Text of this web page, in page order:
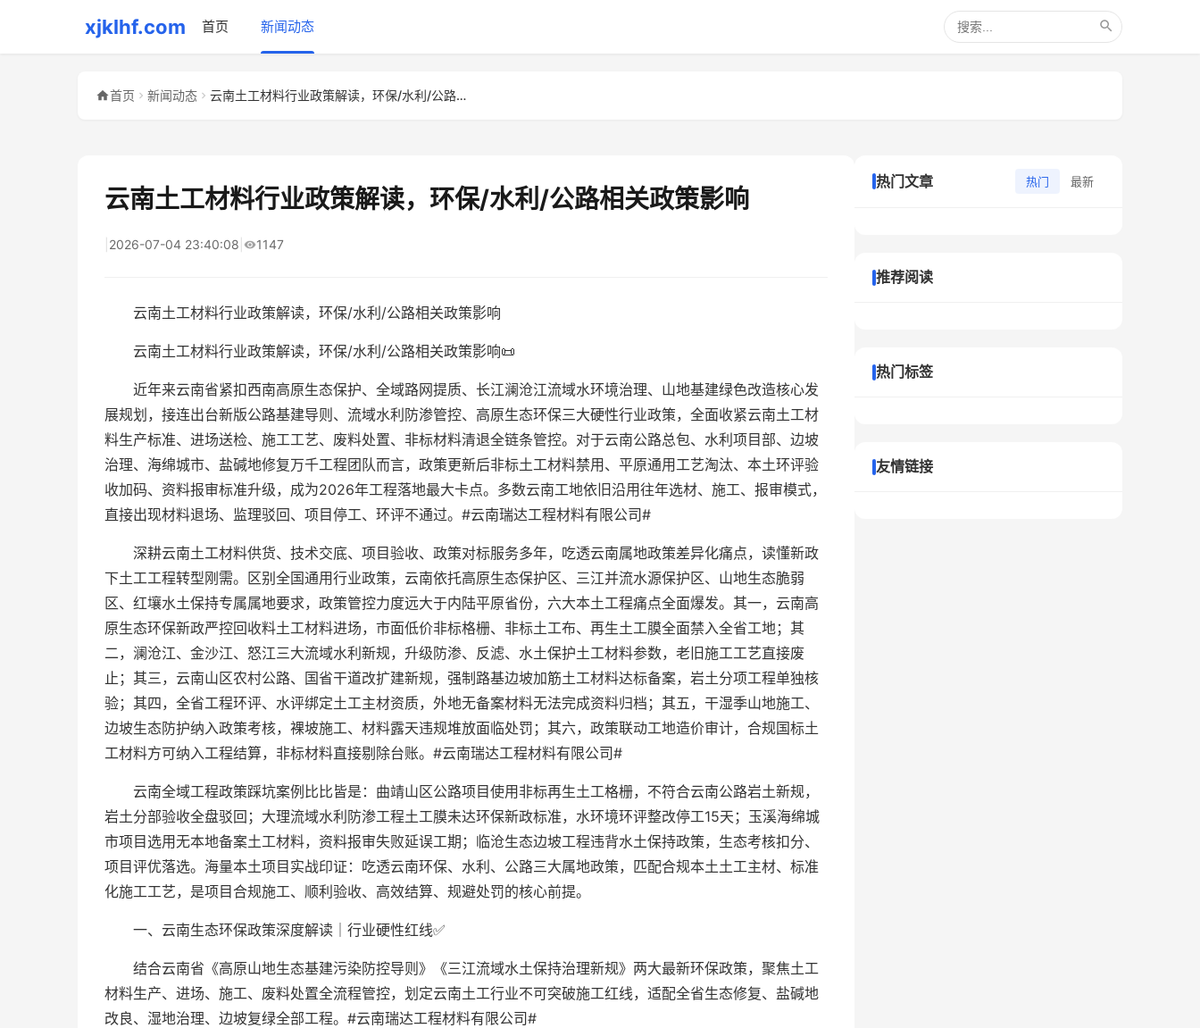
xjklhf.com 首页 新闻动态
首页 新闻动态 云南土工材料行业政策解读，环保/水利/公路相关政策影响
云南土工材料行业政策解读，环保/水利/公路相关政策影响
2026-07-04 23:40:08 1147
云南土工材料行业政策解读，环保/水利/公路相关政策影响
云南土工材料行业政策解读，环保/水利/公路相关政策影响📜
近年来云南省紧扣西南高原生态保护、全域路网提质、长江澜沧江流域水环境治理、山地基建绿色改造核心发
展规划，接连出台新版公路基建导则、流域水利防渗管控、高原生态环保三大硬性行业政策，全面收紧云南土工材
料生产标准、进场送检、施工工艺、废料处置、非标材料清退全链条管控。对于云南公路总包、水利项目部、边坡
治理、海绵城市、盐碱地修复万千工程团队而言，政策更新后非标土工材料禁用、平原通用工艺淘汰、本土环评验
收加码、资料报审标准升级，成为2026年工程落地最大卡点。多数云南工地依旧沿用往年选材、施工、报审模式，
直接出现材料退场、监理驳回、项目停工、环评不通过。#云南瑞达工程材料有限公司#
深耕云南土工材料供货、技术交底、项目验收、政策对标服务多年，吃透云南属地政策差异化痛点，读懂新政
下土工工程转型刚需。区别全国通用行业政策，云南依托高原生态保护区、三江并流水源保护区、山地生态脆弱
区、红壤水土保持专属属地要求，政策管控力度远大于内陆平原省份，六大本土工程痛点全面爆发。其一，云南高
原生态环保新政严控回收料土工材料进场，市面低价非标格栅、非标土工布、再生土工膜全面禁入全省工地；其
二，澜沧江、金沙江、怒江三大流域水利新规，升级防渗、反滤、水土保护土工材料参数，老旧施工工艺直接废
止；其三，云南山区农村公路、国省干道改扩建新规，强制路基边坡加筋土工材料达标备案，岩土分项工程单独核
验；其四，全省工程环评、水评绑定土工主材资质，外地无备案材料无法完成资料归档；其五，干湿季山地施工、
边坡生态防护纳入政策考核，裸坡施工、材料露天违规堆放面临处罚；其六，政策联动工地造价审计，合规国标土
工材料方可纳入工程结算，非标材料直接剔除台账。#云南瑞达工程材料有限公司#
云南全域工程政策踩坑案例比比皆是：曲靖山区公路项目使用非标再生土工格栅，不符合云南公路岩土新规，
岩土分部验收全盘驳回；大理流域水利防渗工程土工膜未达环保新政标准，水环境环评整改停工15天；玉溪海绵城
市项目选用无本地备案土工材料，资料报审失败延误工期；临沧生态边坡工程违背水土保持政策，生态考核扣分、
项目评优落选。海量本土项目实战印证：吃透云南环保、水利、公路三大属地政策，匹配合规本土土工主材、标准
化施工工艺，是项目合规施工、顺利验收、高效结算、规避处罚的核心前提。
一、云南生态环保政策深度解读｜行业硬性红线✅
结合云南省《高原山地生态基建污染防控导则》《三江流域水土保持治理新规》两大最新环保政策，聚焦土工
材料生产、进场、施工、废料处置全流程管控，划定云南土工行业不可突破施工红线，适配全省生态修复、盐碱地
改良、湿地治理、边坡复绿全部工程。#云南瑞达工程材料有限公司#
热门文章 热门 最新
推荐阅读
热门标签
友情链接